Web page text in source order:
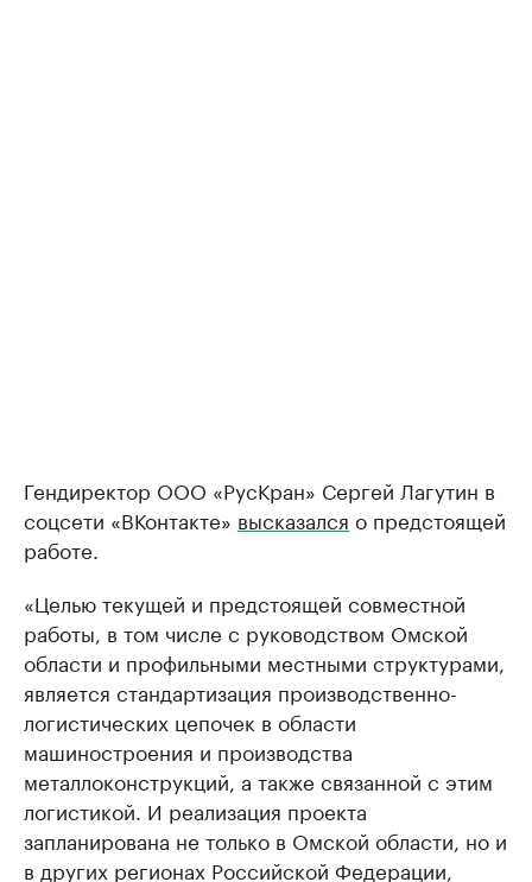
Гендиректор ООО «РусКран» Сергей Лагутин в
соцсети «ВКонтакте» высказался о предстоящей
работе.
«Целью текущей и предстоящей совместной
работы, в том числе с руководством Омской
области и профильными местными структурами,
является стандартизация производственно-
логистических цепочек в области
машиностроения и производства
металлоконструкций, а также связанной с этим
логистикой. И реализация проекта
запланирована не только в Омской области, но и
в других регионах Российской Федерации,